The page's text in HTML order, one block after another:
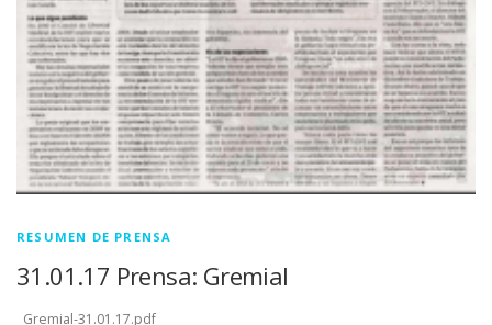
RESUMEN DE PRENSA
31.01.17 Prensa: Gremial
Gremial-31.01.17.pdf